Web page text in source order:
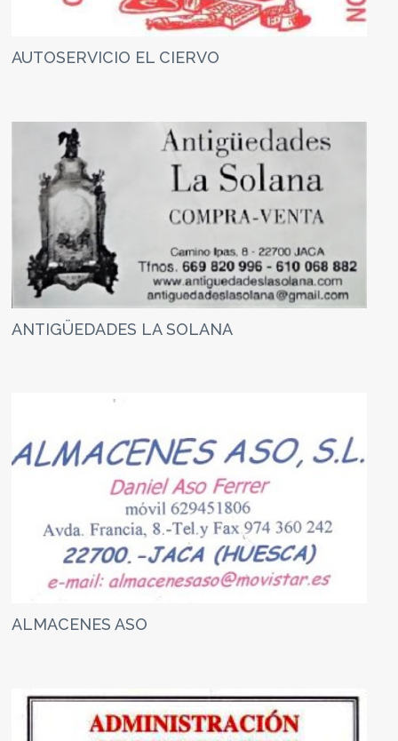
AUTOSERVICIO EL CIERVO
ANTIGÜEDADES LA SOLANA
ALMACENES ASO